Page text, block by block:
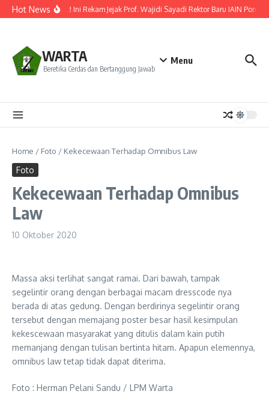
Lewati ke konten
Hot News
Resmi Dilantik! Ini Rekam Jejak Prof. Wajidi Sayadi Rektor Baru IAIN
WARTA
Beretika Cerdas dan Bertanggung Jawab
Menu
Home / Foto / Kekecewaan Terhadap Omnibus Law
Foto
Kekecewaan Terhadap Omnibus
Law
10 Oktober 2020
Massa aksi terlihat sangat ramai. Dari bawah, tampak
segelintir orang dengan berbagai macam dresscode nya
berada di atas gedung. Dengan berdirinya segelintir orang
tersebut dengan memajang poster besar hasil kesimpulan
kekescewaan masyarakat yang ditulis dalam kain putih
memanjang dengan tulisan bertinta hitam. Apapun elemennya,
omnibus law tetap tidak dapat diterima.
Foto : Herman Pelani Sandu / LPM Warta